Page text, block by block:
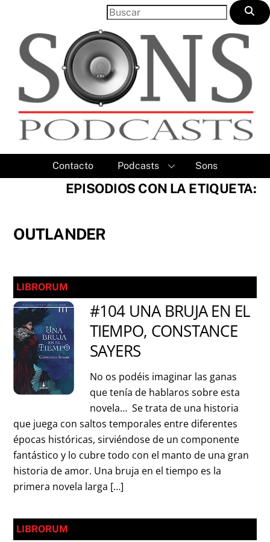
content
Contacto Podcasts Sons
EPISODIOS CON LA ETIQUETA:
OUTLANDER
LIBRORUM
#104 UNA BRUJA EN EL
TIEMPO, CONSTANCE
SAYERS
No os podéis imaginar las ganas
que tenía de hablaros sobre esta
novela… Se trata de una historia
que juega con saltos temporales entre diferentes
épocas históricas, sirviéndose de un componente
fantástico y lo cubre todo con el manto de una gran
historia de amor. Una bruja en el tiempo es la
primera novela larga […]
LIBRORUM